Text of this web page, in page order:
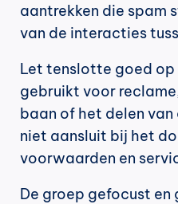
aantrekken die spam
van de interacties
Let tenslotte goed op
gebruikt voor
baan of het delen
niet aansluit bij het
voorwaarden en
De groep gefocust